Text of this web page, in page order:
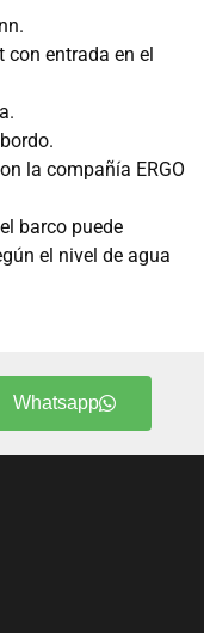
con entrada en el
la compañía ERGO
barco puede
el nivel de agua
Whatsapp